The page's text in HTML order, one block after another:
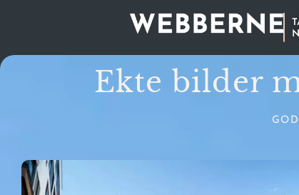
Ekte bilder